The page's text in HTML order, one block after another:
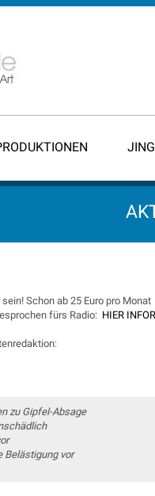
Schon ab 25 Euro pro Monat
fürs Radio: HIER
zu Gipfel-Absage
Belästigung vor